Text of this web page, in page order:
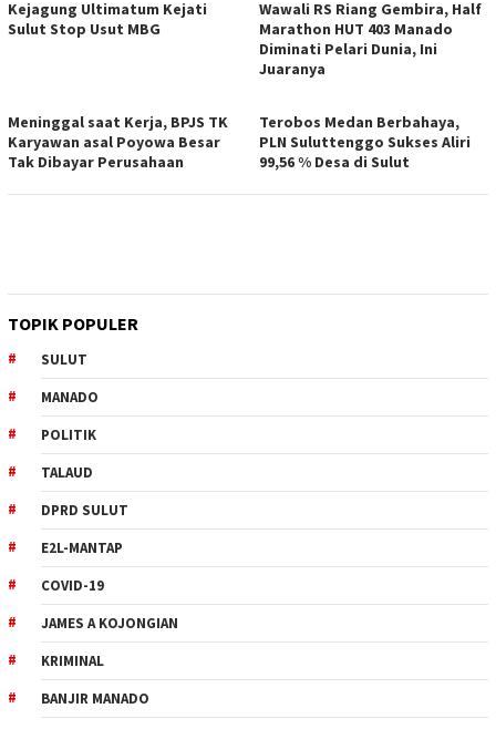
Kejagung Ultimatum Kejati
Sulut Stop Usut MBG
Wawali RS Riang Gembira, Half
Marathon HUT 403 Manado
Diminati Pelari Dunia, Ini
Juaranya
Meninggal saat Kerja, BPJS TK
Karyawan asal Poyowa Besar
Tak Dibayar Perusahaan
Terobos Medan Berbahaya,
PLN Suluttenggo Sukses Aliri
99,56 % Desa di Sulut
TOPIK POPULER
SULUT
MANADO
POLITIK
TALAUD
DPRD SULUT
E2L-MANTAP
COVID-19
JAMES A KOJONGIAN
KRIMINAL
BANJIR MANADO